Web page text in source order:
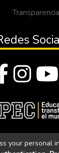
Transparencia
your personal